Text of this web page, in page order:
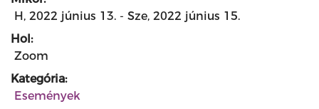
H, 2022 június 13. - Sze, 2022 június 15.
Hol:
Zoom
Kategória:
Események